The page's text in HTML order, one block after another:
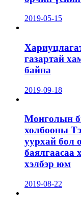
2019-05-15
газартай
байна
2019-09-18
Монголын
холбооны
уурхай бол
баялгаасаа
хэлбэр юм
2019-08-22